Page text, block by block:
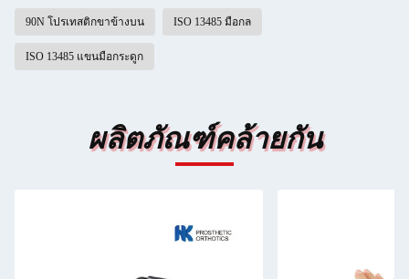
90N โปรเทสติกขาข้างบน ISO 13485 มือกล
ISO 13485 แขนมือกระดูก
ผลิตภัณฑ์คล้ายกัน